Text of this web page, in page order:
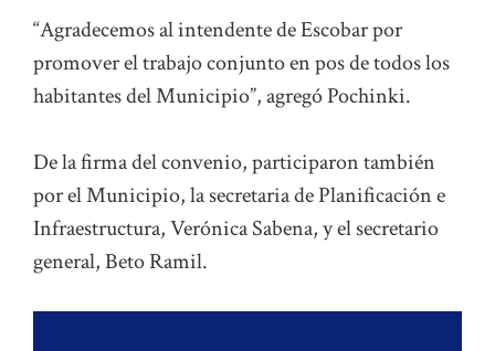
“Agradecemos al intendente de Escobar por
promover el trabajo conjunto en pos de todos los
habitantes del Municipio”, agregó Pochinki.
De la firma del convenio, participaron también
por el Municipio, la secretaria de Planificación e
Infraestructura, Verónica Sabena, y el secretario
general, Beto Ramil.